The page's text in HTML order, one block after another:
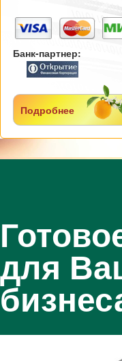
Банк-партнер:
Подробнее
для